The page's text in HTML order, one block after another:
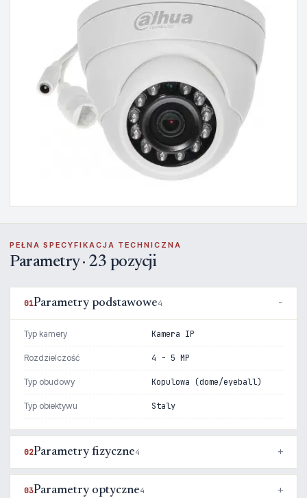
PEŁNA SPECYFIKACJA TECHNICZNA
Parametry · 23 pozycji
01Parametry podstawowe4
Typ kamery Kamera IP
Rozdzielczość 4 - 5 MP
Typ obudowy Kopulowa (dome/eyeball)
Typ obiektywu Staly
02Parametry fizyczne4
03Parametry optyczne4